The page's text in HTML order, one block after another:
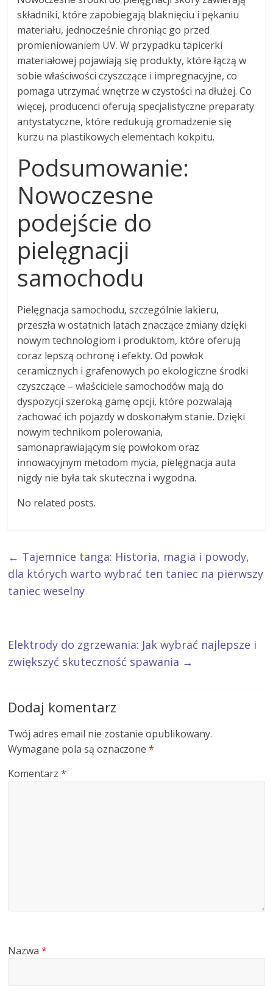
składniki, które zapobiegają blaknięciu i pękaniu
materiału, jednocześnie chroniąc go przed
promieniowaniem UV. W przypadku tapicerki
materiałowej pojawiają się produkty, które łączą w
sobie właściwości czyszczące i impregnacyjne, co
pomaga utrzymać wnętrze w czystości na dłużej. Co
więcej, producenci oferują specjalistyczne preparaty
antystatyczne, które redukują gromadzenie się
kurzu na plastikowych elementach kokpitu.
Podsumowanie:
Nowoczesne
podejście do
pielęgnacji
samochodu
Pielęgnacja samochodu, szczególnie lakieru,
przeszła w ostatnich latach znaczące zmiany dzięki
nowym technologiom i produktom, które oferują
coraz lepszą ochronę i efekty. Od powłok
ceramicznych i grafenowych po ekologiczne środki
czyszczące – właściciele samochodów mają do
dyspozycji szeroką gamę opcji, które pozwalają
zachować ich pojazdy w doskonałym stanie. Dzięki
nowym technikom polerowania,
samonaprawiającym się powłokom oraz
innowacyjnym metodom mycia, pielęgnacja auta
nigdy nie była tak skuteczna i wygodna.
No related posts.
← Tajemnice tanga: Historia, magia i powody,
dla których warto wybrać ten taniec na pierwszy
taniec weselny
Elektrody do zgrzewania: Jak wybrać najlepsze i
zwiększyć skuteczność spawania →
Dodaj komentarz
Twój adres email nie zostanie opublikowany.
Wymagane pola są oznaczone*
Komentarz*
Nazwa*